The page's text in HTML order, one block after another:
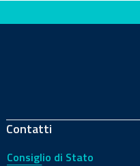
Contatti
Consiglio di Stato